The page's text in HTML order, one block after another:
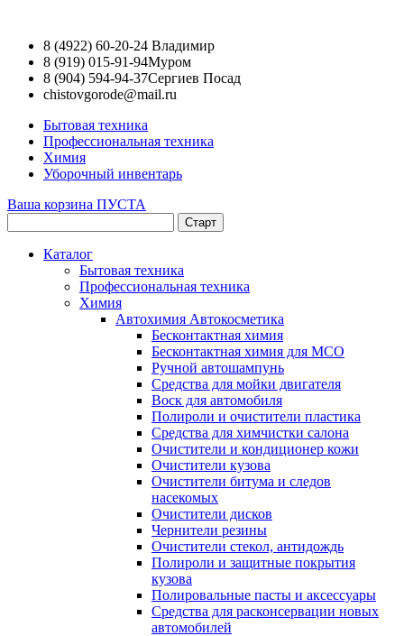
8 (4922) 60-20-24 Владимир
8 (919) 015-91-94Муром
8 (904) 594-94-37Сергиев Посад
chistovgorode@mail.ru
Бытовая техника
Профессиональная техника
Химия
Уборочный инвентарь
Ваша корзина ПУСТА
Каталог
Бытовая техника
Профессиональная техника
Химия
Автохимия Автокосметика
Бесконтактная химия
Бесконтактная химия для МСО
Ручной автошампунь
Средства для мойки двигателя
Воск для автомобиля
Полироли и очистители пластика
Средства для химчистки салона
Очистители и кондиционер кожи
Очистители кузова
Очистители битума и следов
насекомых
Очистители дисков
Чернители резины
Очистители стекол, антидождь
Полироли и защитные покрытия
кузова
Полировальные пасты и аксессуары
Средства для расконсервации новых
автомобилей